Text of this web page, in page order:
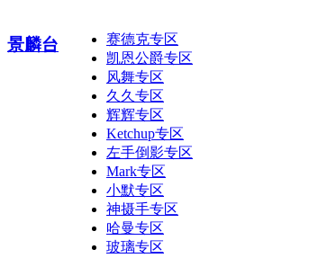
景麟台
赛德克专区
凯恩公爵专区
风舞专区
久久专区
辉辉专区
Ketchup专区
左手倒影专区
Mark专区
小默专区
神摄手专区
哈曼专区
玻璃专区